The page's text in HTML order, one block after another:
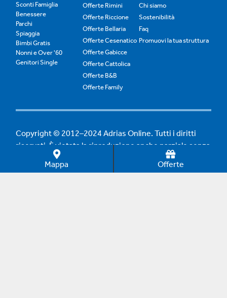
Sconti Famiglia
Benessere
Parchi
Spiaggia
Bimbi Gratis
Nonni e Over '60
Genitori Single
Offerte Rimini
Offerte Riccione
Offerte Bellaria
Offerte Cesenatico
Offerte Gabicce
Offerte Cattolica
Offerte B&B
Offerte Family
Chi siamo
Sostenibilità
Faq
Promuovi la tua struttura
Copyright © 2012–2024 Adrias Online. Tutti i diritti
riservati. È vietata la riproduzione anche parziale senza
autorizzazione.
0 commissioni dal 1998. Dal 1998 i portali di Adrias
Mappa Offerte